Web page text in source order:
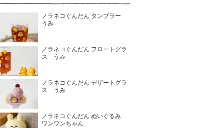
ノラネコぐんだん タンブラー
うみ
ノラネコぐんだん フロートグラ
ス うみ
ノラネコぐんだん デザートグラ
ス うみ
ノラネコぐんだん ぬいぐるみ
ワンワンちゃん